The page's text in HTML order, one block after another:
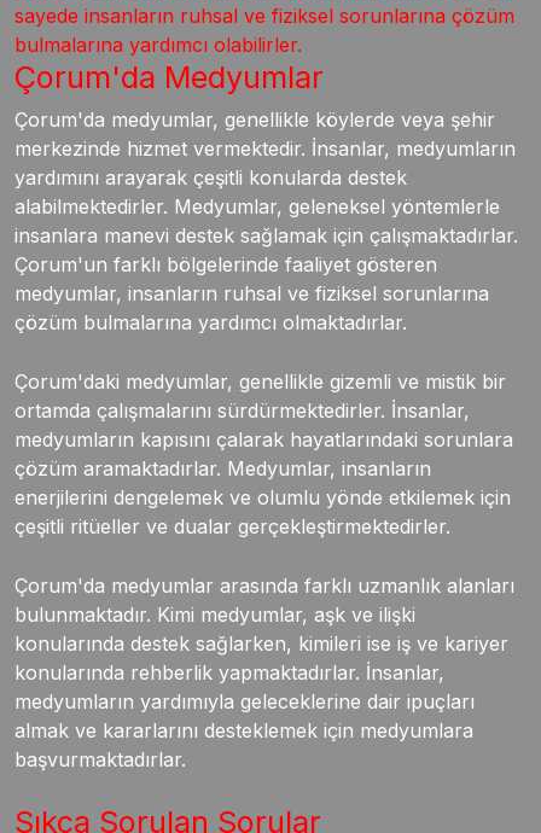
sayede insanların ruhsal ve fiziksel sorunlarına çözüm
bulmalarına yardımcı olabilirler.
Çorum'da Medyumlar
Çorum'da medyumlar, genellikle köylerde veya şehir
merkezinde hizmet vermektedir. İnsanlar, medyumların
yardımını arayarak çeşitli konularda destek
alabilmektedirler. Medyumlar, geleneksel yöntemlerle
insanlara manevi destek sağlamak için çalışmaktadırlar.
Çorum'un farklı bölgelerinde faaliyet gösteren
medyumlar, insanların ruhsal ve fiziksel sorunlarına
çözüm bulmalarına yardımcı olmaktadırlar.
Çorum'daki medyumlar, genellikle gizemli ve mistik bir
ortamda çalışmalarını sürdürmektedirler. İnsanlar,
medyumların kapısını çalarak hayatlarındaki sorunlara
çözüm aramaktadırlar. Medyumlar, insanların
enerjilerini dengelemek ve olumlu yönde etkilemek için
çeşitli ritüeller ve dualar gerçekleştirmektedirler.
Çorum'da medyumlar arasında farklı uzmanlık alanları
bulunmaktadır. Kimi medyumlar, aşk ve ilişki
konularında destek sağlarken, kimileri ise iş ve kariyer
konularında rehberlik yapmaktadırlar. İnsanlar,
medyumların yardımıyla geleceklerine dair ipuçları
almak ve kararlarını desteklemek için medyumlara
başvurmaktadırlar.
Sıkça Sorulan Sorular